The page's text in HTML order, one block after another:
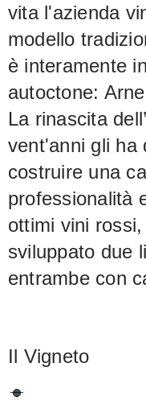
vita l'azienda
modello
è interamente
autoctone:
La rinascita
vent'anni gli ha
costruire una
professionalità
ottimi vini
sviluppato due
entrambe con
Il Vigneto